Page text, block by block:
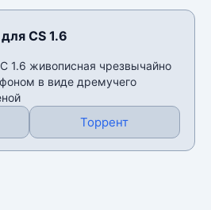
CS 1.6
1.6 живописная чрезвычайно
в виде дремучего
Торрент